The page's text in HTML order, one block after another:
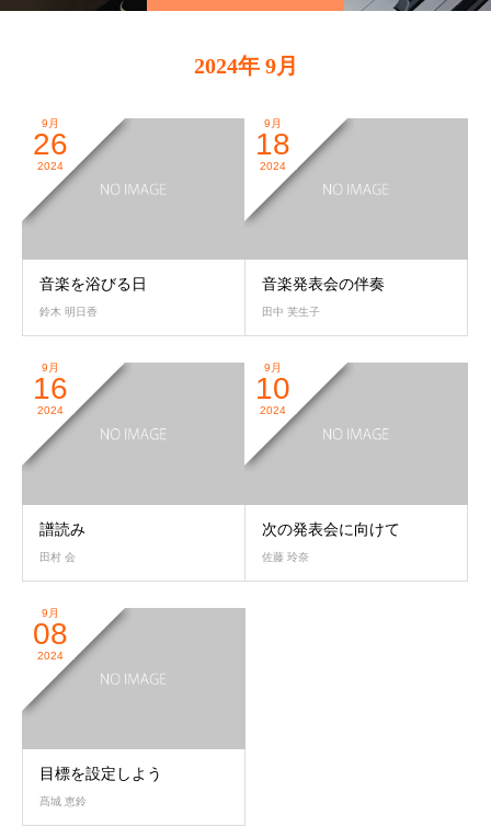
2024年 9月
9月
26
2024
音楽を浴びる日
鈴木 明日香
9月
18
2024
音楽発表会の伴奏
田中 芙生子
9月
16
2024
譜読み
田村 会
9月
10
2024
次の発表会に向けて
佐藤 玲奈
9月
08
2024
目標を設定しよう
髙城 恵鈴